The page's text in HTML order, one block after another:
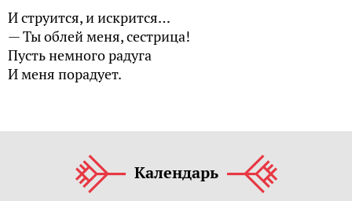
И струится, и искрится…
— Ты облей меня, сестрица!
Пусть немного радуга
И меня порадует.
Календарь